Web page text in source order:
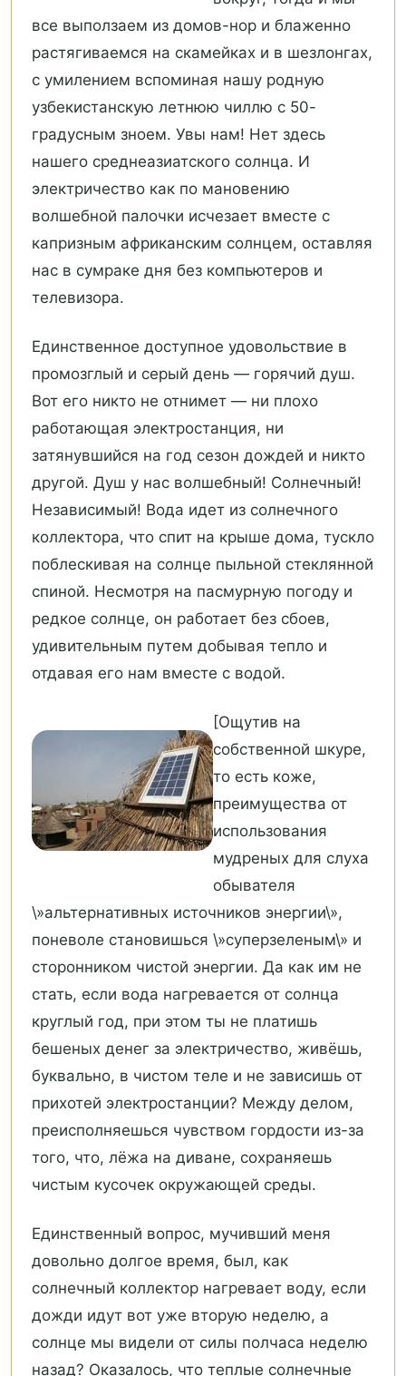
все выползаем из домов-нор и блаженно
растягиваемся на скамейках и в шезлонгах,
с умилением вспоминая нашу родную
узбекистанскую летнюю чиллю с 50-
градусным зноем. Увы нам! Нет здесь
нашего среднеазиатского солнца. И
электричество как по мановению
волшебной палочки исчезает вместе с
капризным африканским солнцем, оставляя
нас в сумраке дня без компьютеров и
телевизора.
Единственное доступное удовольствие в
промозглый и серый день — горячий душ.
Вот его никто не отнимет — ни плохо
работающая электростанция, ни
затянувшийся на год сезон дождей и никто
другой. Душ у нас волшебный! Солнечный!
Независимый! Вода идет из солнечного
коллектора, что спит на крыше дома, тускло
поблескивая на солнце пыльной стеклянной
спиной. Несмотря на пасмурную погоду и
редкое солнце, он работает без сбоев,
удивительным путем добывая тепло и
отдавая его нам вместе с водой.
[Ощутив на
собственной шкуре,
то есть коже,
преимущества от
использования
мудреных для слуха
обывателя
\»альтернативных источников энергии\»,
поневоле становишься \»суперзеленым\» и
сторонником чистой энергии. Да как им не
стать, если вода нагревается от солнца
круглый год, при этом ты не платишь
бешеных денег за электричество, живёшь,
буквально, в чистом теле и не зависишь от
прихотей электростанции? Между делом,
преисполняешься чувством гордости из-за
того, что, лёжа на диване, сохраняешь
чистым кусочек окружающей среды.
Единственный вопрос, мучивший меня
довольно долгое время, был, как
солнечный коллектор нагревает воду, если
дожди идут вот уже вторую неделю, а
солнце мы видели от силы полчаса неделю
назад? Оказалось, что теплые солнечные